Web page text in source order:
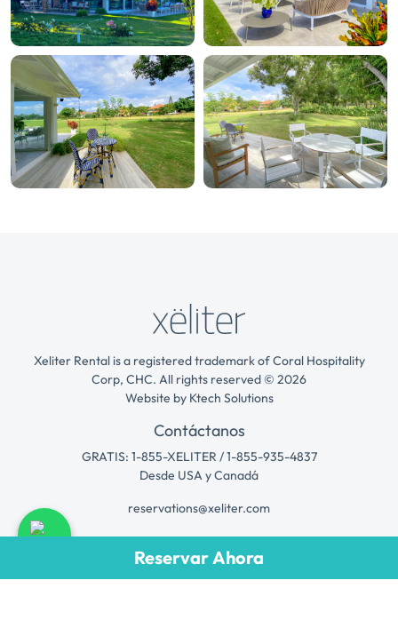
Reservar Ahora
Xeliter Rental is a registered trademark of Coral Hospitality
Corp, CHC. All rights reserved © 2026
Website by Ktech Solutions
Contáctanos
GRATIS: 1-855-XELITER / 1-855-935-4837
Desde USA y Canadá
reservations@xeliter.com
Long Stay
Expedition Book